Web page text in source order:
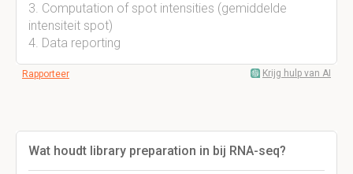
3. Computation of spot intensities (gemiddelde
intensiteit spot)
4. Data reporting
Rapporteer Krijg hulp van AI
Wat houdt library preparation in bij RNA-seq?